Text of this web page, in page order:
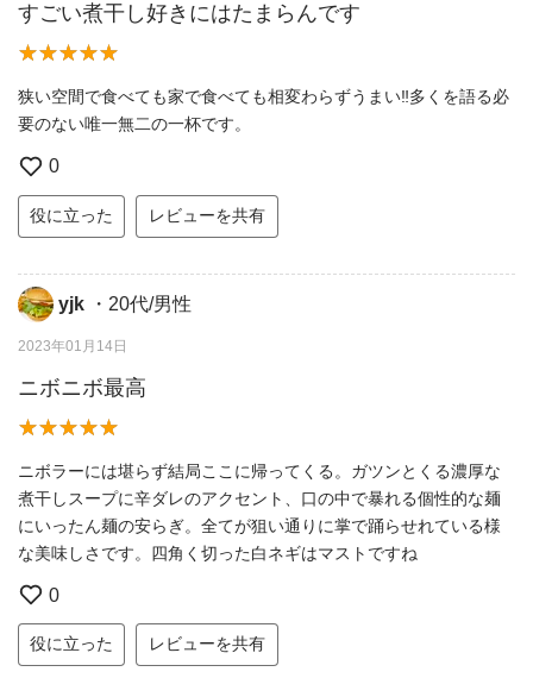
すごい煮干し好きにはたまらんです
狭い空間で食べても家で食べても相変わらずうまい‼︎多くを語る必
要のない唯一無二の一杯です。
0
役に立った レビューを共有
yjk ・20代/男性
2023年01月14日
ニボニボ最高
ニボラーには堪らず結局ここに帰ってくる。ガツンとくる濃厚な
煮干しスープに辛ダレのアクセント、口の中で暴れる個性的な麺
にいったん麺の安らぎ。全てが狙い通りに掌で踊らせれている様
な美味しさです。四角く切った白ネギはマストですね
0
役に立った レビューを共有